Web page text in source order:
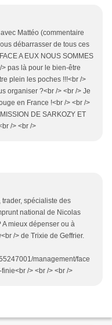
Mattéo (commentaire
débarrasser de tous ces
A EUX NOUS SOMMES
> pas là pour le bien-être
plein les poches !!!<br />
organiser ?<br /> <br /> Je
en France !<br /> <br />
DE SARKOZY ET
/> <br />
spécialiste des
national de Nicolas
A mieux dépenser ou à
/> de Trixie de Geffrier.
management/face
/> <br /> <br />